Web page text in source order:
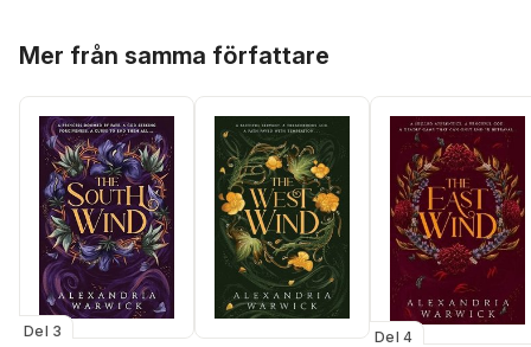
Mer från samma författare
Del 3 Del 4